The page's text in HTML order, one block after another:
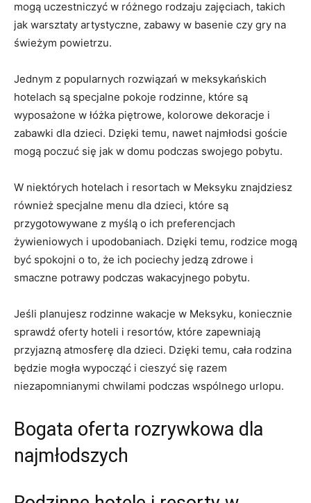
mogą uczestniczyć w różnego rodzaju zajęciach, takich
jak warsztaty artystyczne, zabawy w basenie czy gry na
świeżym powietrzu.
Jednym z popularnych rozwiązań w meksykańskich
hotelach są specjalne pokoje rodzinne, które są
wyposażone w łóżka piętrowe, kolorowe dekoracje i
zabawki dla dzieci. Dzięki temu, nawet najmłodsi goście
mogą poczuć się jak w domu podczas swojego pobytu.
W niektórych hotelach i resortach w Meksyku znajdziesz
również specjalne menu dla dzieci, które są
przygotowywane z myślą o ich preferencjach
żywieniowych i upodobaniach. Dzięki temu, rodzice mogą
być spokojni o to, że ich pociechy jedzą zdrowe i
smaczne potrawy podczas wakacyjnego pobytu.
Jeśli planujesz rodzinne wakacje w Meksyku, koniecznie
sprawdź oferty hoteli i resortów, które zapewniają
przyjazną atmosferę dla dzieci. Dzięki temu, cała rodzina
będzie mogła wypocząć i cieszyć się razem
niezapomnianymi chwilami podczas wspólnego urlopu.
Bogata oferta rozrywkowa dla
najmłodszych